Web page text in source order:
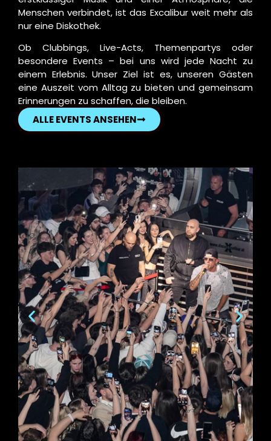
Menschen verbindet, ist das Excalibur weit mehr als
nur eine Diskothek.
Ob Clubbings, Live-Acts, Themenpartys oder
besondere Events – bei uns wird jede Nacht zu
einem Erlebnis. Unser Ziel ist es, unseren Gästen
eine Auszeit vom Alltag zu bieten und gemeinsam
Erinnerungen zu schaffen, die bleiben.
ALLE EVENTS ANSEHEN